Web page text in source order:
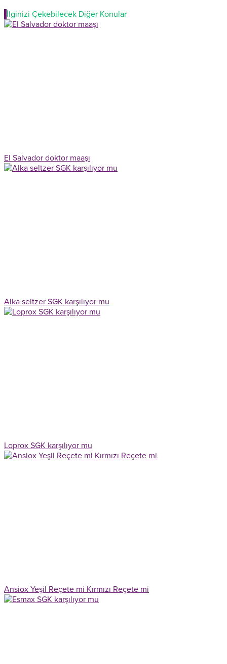
İlginizi Çekebilecek Diğer Konular
El Salvador doktor maaşı
Alka seltzer SGK karşılıyor mu
Loprox SGK karşılıyor mu
Ansiox Yeşil Reçete mi Kırmızı Reçete mi